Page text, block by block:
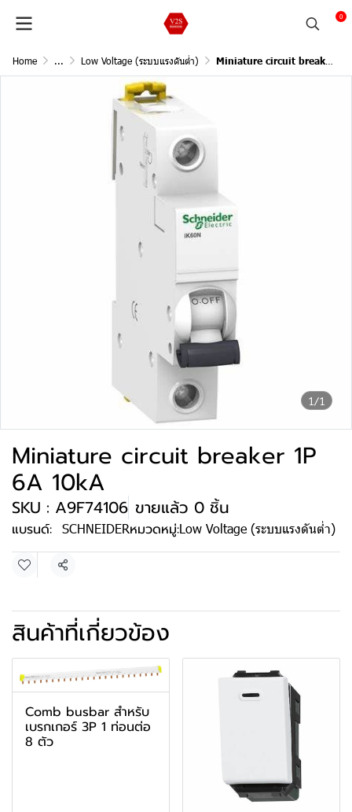
0
Home ... Low Voltage (ระบบแรงดันต่ำ) Miniature circuit breaker 1P 6A 10kA
1/1
Miniature circuit breaker 1P
6A 10kA
SKU : A9F74106 ขายแล้ว 0 ชิ้น
แบรนด์: SCHNEIDERหมวดหมู่:Low Voltage (ระบบแรงดันต่ำ)
แชร์
สินค้าที่เกี่ยวข้อง
Comb busbar สำหรับ
เบรกเกอร์ 3P 1 ท่อนต่อ
8 ตัว